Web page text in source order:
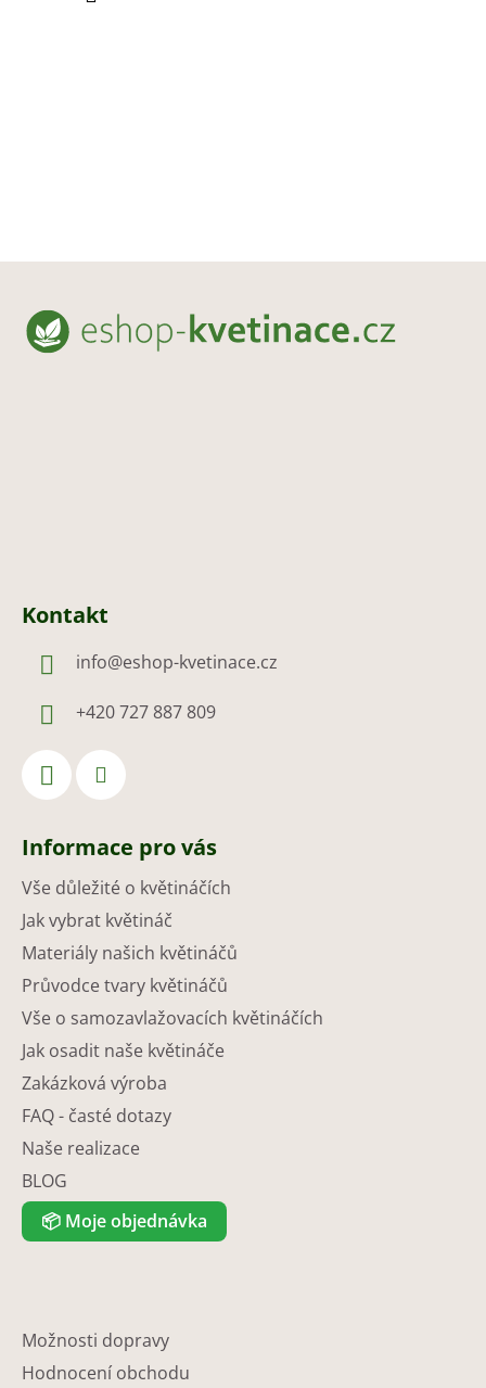
Kontakt
info@eshop-kvetinace.cz
+420 727 887 809
Informace pro vás
Vše důležité o květináčích
Jak vybrat květináč
Materiály našich květináčů
Průvodce tvary květináčů
Vše o samozavlažovacích květináčích
Jak osadit naše květináče
Zakázková výroba
FAQ - časté dotazy
Naše realizace
BLOG
📦 Moje objednávka
Možnosti dopravy
Hodnocení obchodu